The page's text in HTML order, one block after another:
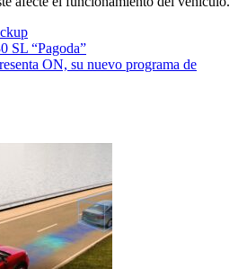
SL “Pagoda”
ON, su nuevo programa de